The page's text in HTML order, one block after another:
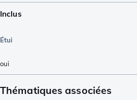
Inclus
Étui
oui
Thématiques associées